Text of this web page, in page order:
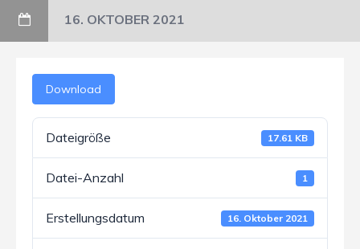
16. OKTOBER 2021
Download
Dateigröße 17.61 KB
Datei-Anzahl 1
Erstellungsdatum 16. Oktober 2021